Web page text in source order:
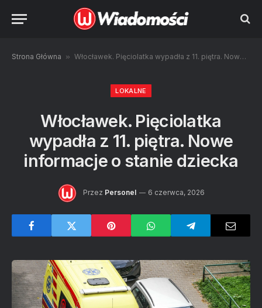
Strona Główna » Włocławek. Pięciolatka wypadła z 11. piętra. Nowe informacje o stanie dziecka
LOKALNE
Włocławek. Pięciolatka
wypadła z 11. piętra. Nowe
informacje o stanie dziecka
Przez Personel 6 czerwca, 2026